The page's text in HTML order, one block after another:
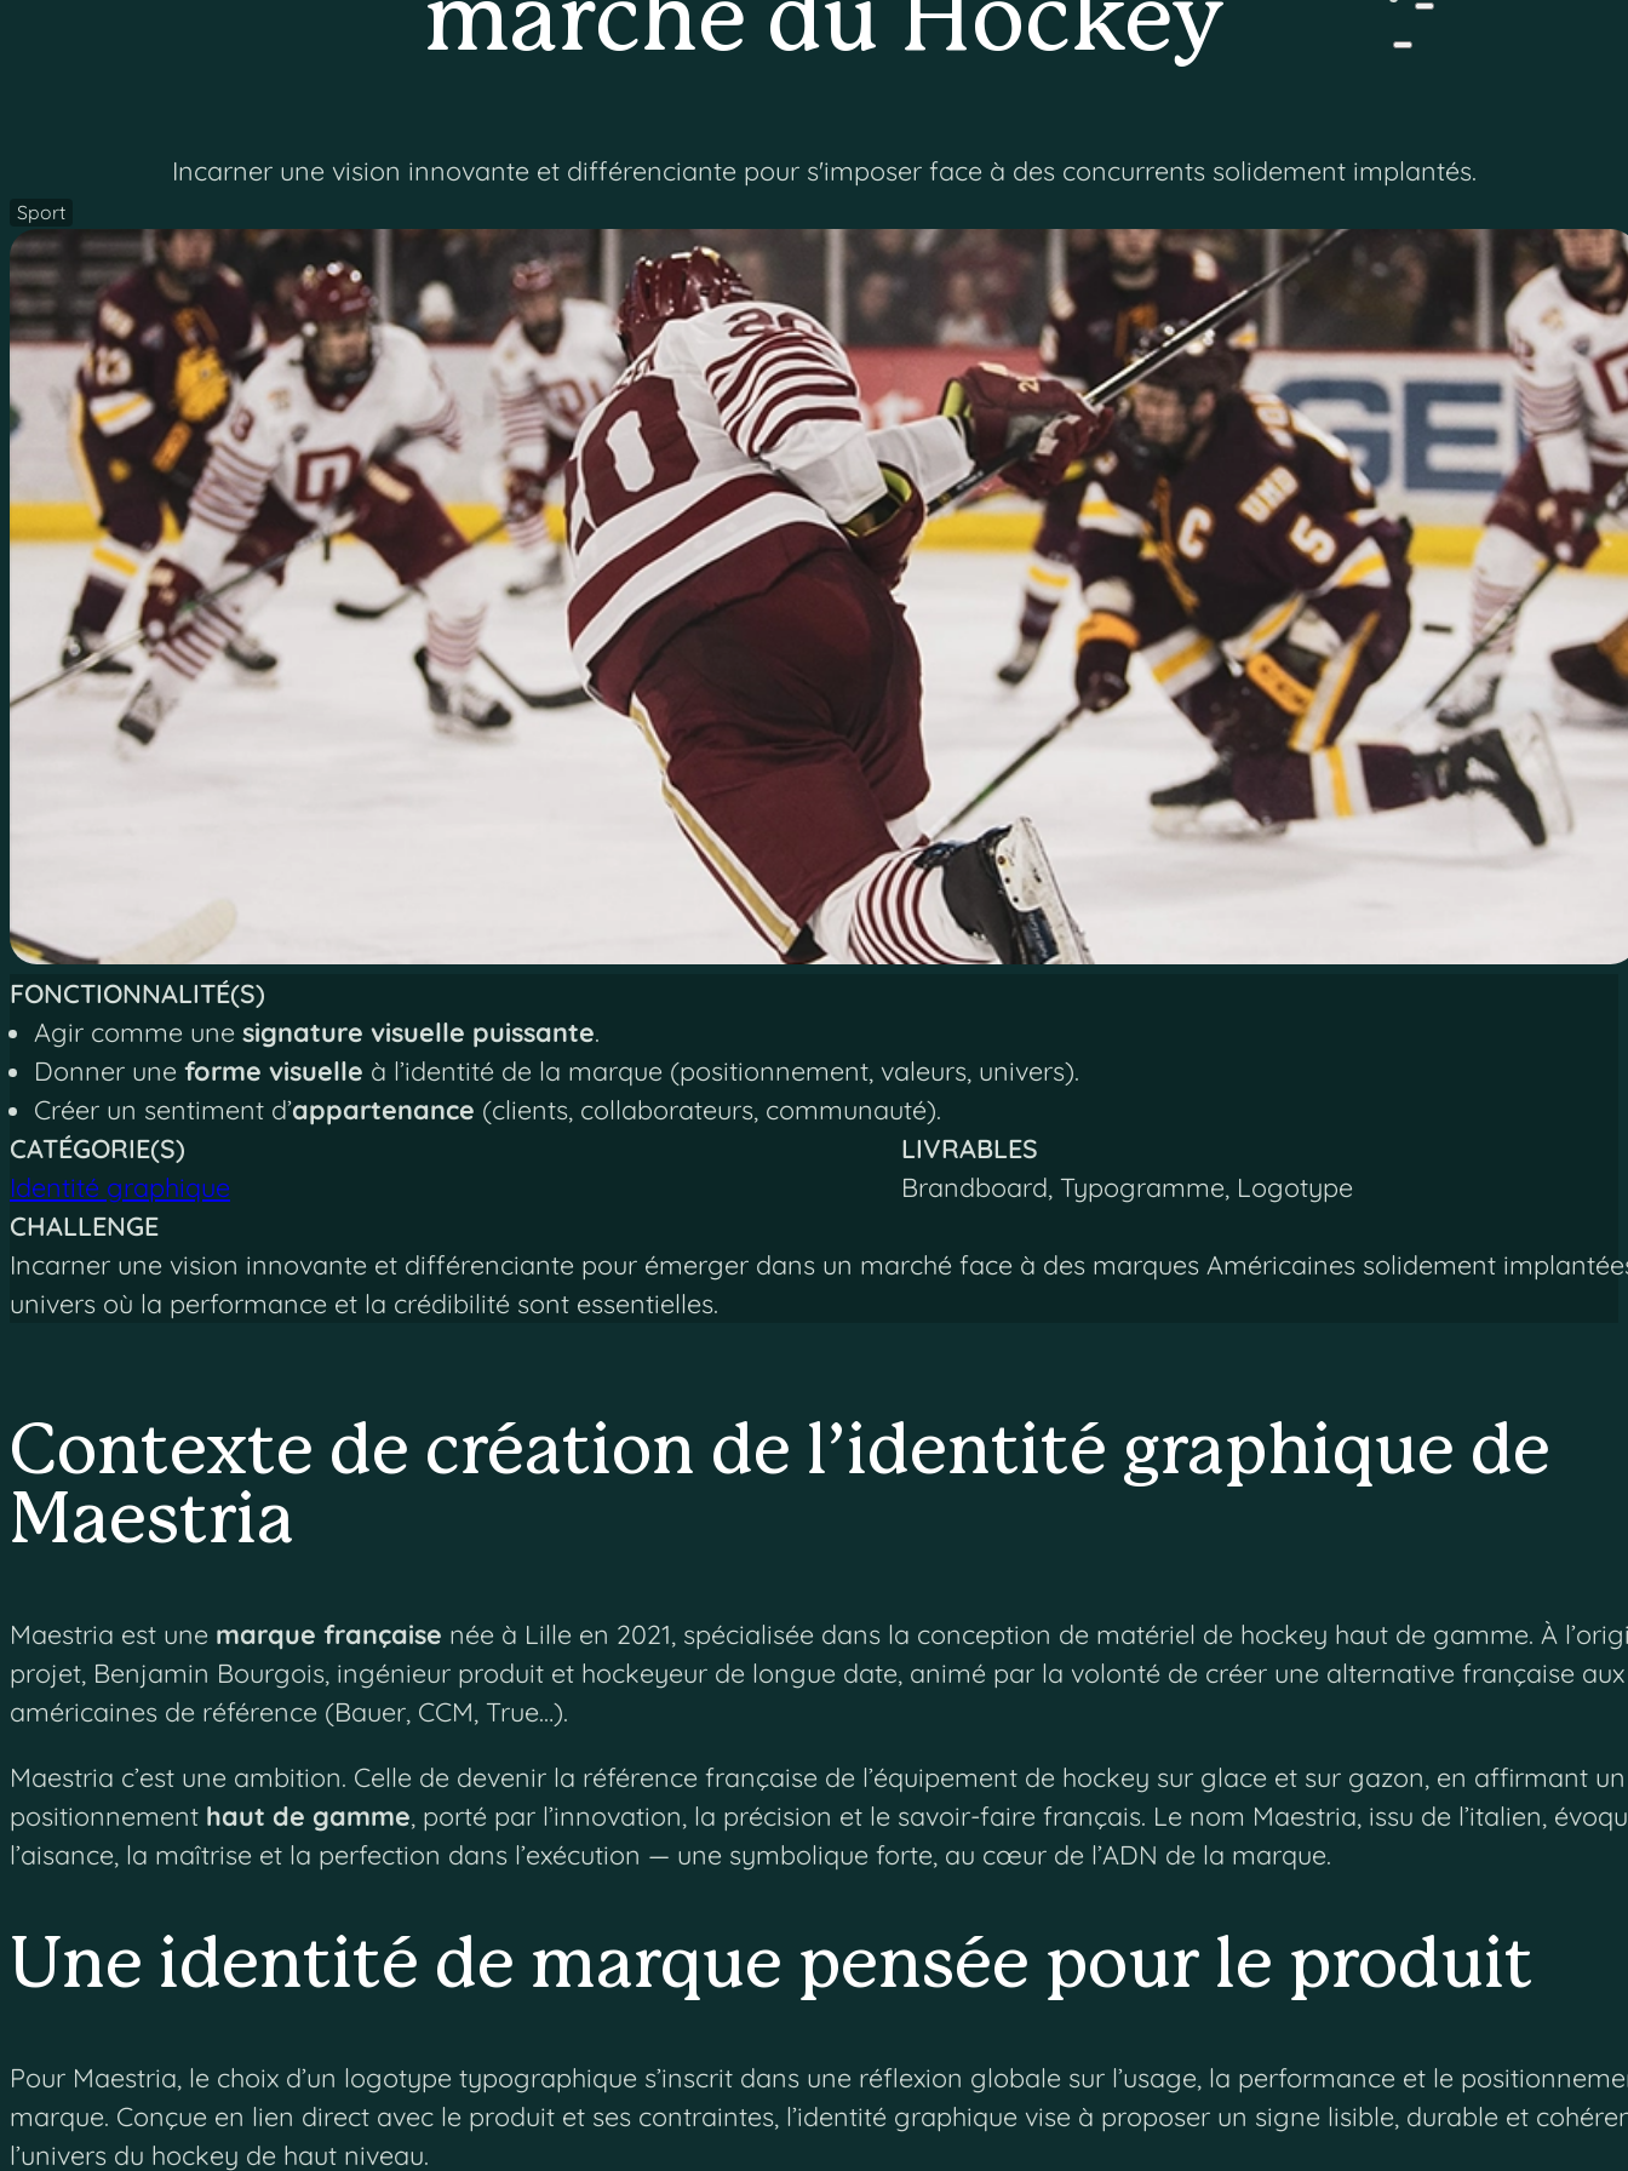
marché du Hockey
Incarner une vision innovante et différenciante pour s'imposer face à des concurrents solidement implantés.
Sport
FONCTIONNALITÉ(S)
Agir comme une signature visuelle puissante.
Donner une forme visuelle à l’identité de la marque (positionnement, valeurs, univers).
Créer un sentiment d’appartenance (clients, collaborateurs, communauté).
CATÉGORIE(S)
Identité graphique
LIVRABLES
Brandboard, Typogramme, Logotype
CHALLENGE
Incarner une vision innovante et différenciante pour émerger dans un marché face à des marques Américaines solidement
univers où la performance et la crédibilité sont essentielles.
Contexte de création de l’identité graphique de
Maestria
Maestria est une marque française née à Lille en 2021, spécialisée dans la conception de matériel de hockey haut de gamme. À
projet, Benjamin Bourgois, ingénieur produit et hockeyeur de longue date, animé par la volonté de créer une alternative française
américaines de référence (Bauer, CCM, True…).
Maestria c’est une ambition. Celle de devenir la référence française de l’équipement de hockey sur glace et sur gazon, en affirmant un
positionnement haut de gamme, porté par l’innovation, la précision et le savoir-faire français. Le nom Maestria, issu de l’italien,
l’aisance, la maîtrise et la perfection dans l’exécution — une symbolique forte, au cœur de l’ADN de la marque.
Une identité de marque pensée pour le produit
Pour Maestria, le choix d’un logotype typographique s’inscrit dans une réflexion globale sur l’usage, la performance et le
marque. Conçue en lien direct avec le produit et ses contraintes, l’identité graphique vise à proposer un signe lisible, durable et
l’univers du hockey de haut niveau.